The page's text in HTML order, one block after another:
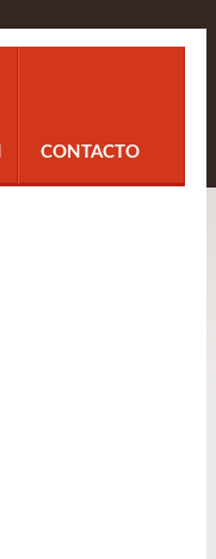
CONTACTO